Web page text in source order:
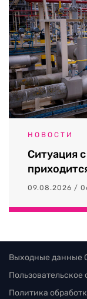
НОВОСТИ
Ситуация
09.08.2026 /
Выходные данные
Пользовательское
Политика